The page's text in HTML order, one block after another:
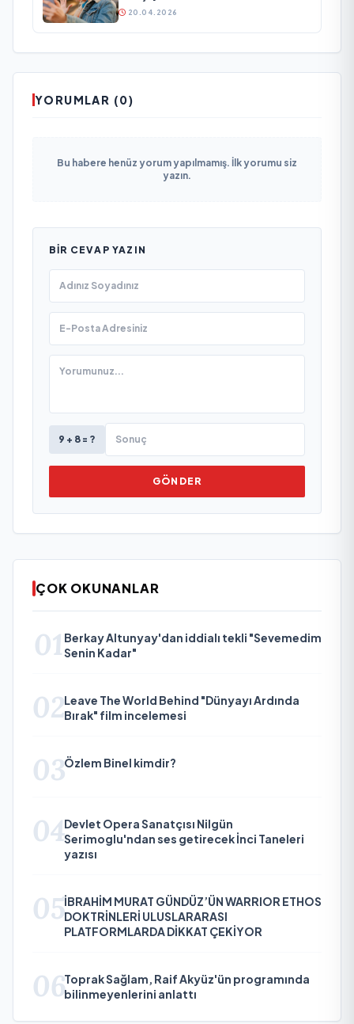
20.04.2026
YORUMLAR (0)
Bu habere henüz yorum yapılmamış. İlk yorumu siz
yazın.
BIR CEVAP YAZIN
9 + 8 = ?
GÖNDER
ÇOK OKUNANLAR
01 Berkay Altunyay'dan iddialı tekli "Sevemedim
Senin Kadar"
02Leave The World Behind "Dünyayı Ardında
Bırak" film incelemesi
03Özlem Binel kimdir?
04Devlet Opera Sanatçısı Nilgün
Serimoglu'ndan ses getirecek İnci Taneleri
yazısı
05İBRAHİM MURAT GÜNDÜZ’ÜN WARRIOR ETHOS
DOKTRİNLERİ ULUSLARARASI
PLATFORMLARDA DİKKAT ÇEKİYOR
06Toprak Sağlam, Raif Akyüz'ün programında
bilinmeyenlerini anlattı